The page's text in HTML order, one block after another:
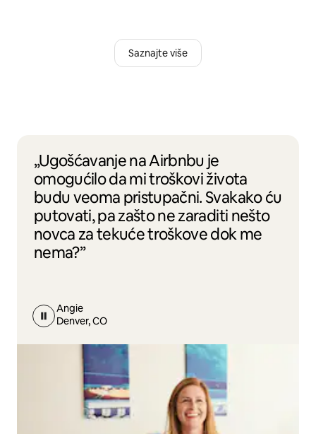
Saznajte više
„Ugošćavanje na Airbnbu je
omogućilo da mi troškovi života
budu veoma pristupačni. Svakako ću
putovati, pa zašto ne zaraditi nešto
novca za tekuće troškove dok me
nema?”
Angie
Denver, CO